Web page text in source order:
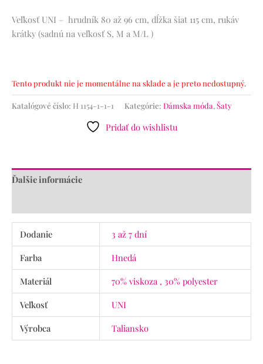
Veľkosť UNI – hrudník 80 až 96 cm, dĺžka šiat 115 cm, rukáv
krátky (sadnú na veľkosť S, M a M/L )
Tento produkt nie je momentálne na sklade a je preto nedostupný.
Katalógové číslo: H 1154-1-1-1 Kategórie: Dámska móda,Šaty
Pridať do wishlistu
Ďalšie informácie
Dodanie
3 až 7 dní
Farba
Hnedá
Materiál
70% viskoza , 30% polyester
Veľkosť
UNI
Výrobca
Taliansko